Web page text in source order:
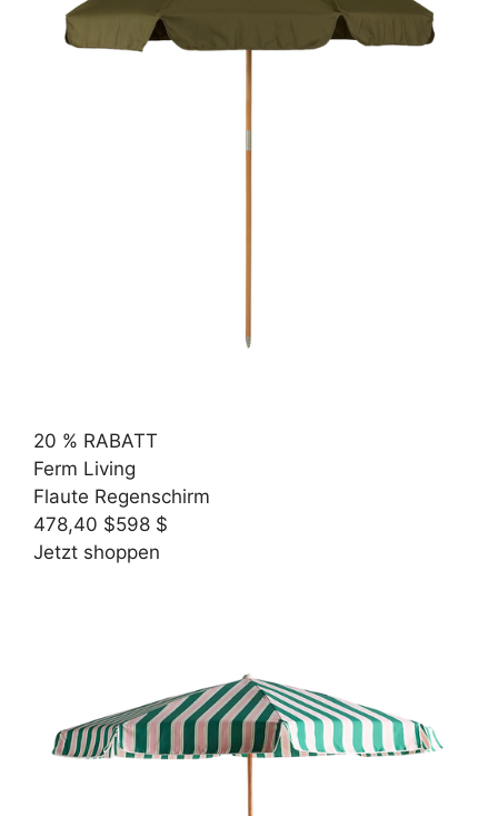
20 % RABATT
Ferm Living
Flaute Regenschirm
478,40 $598 $
Jetzt shoppen